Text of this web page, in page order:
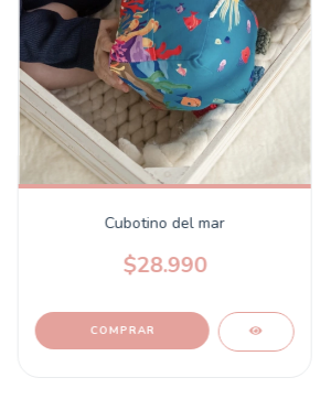
Cubotino del mar
$28.990